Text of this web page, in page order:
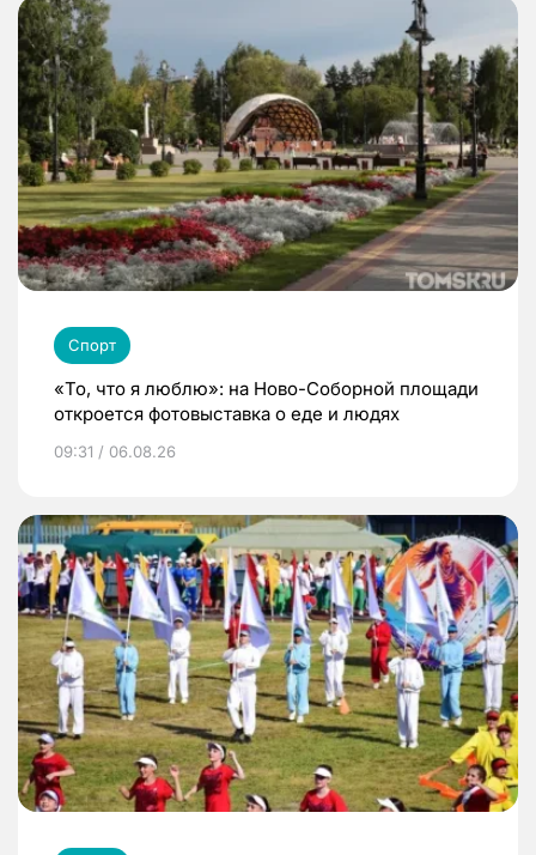
Спорт
«То, что я люблю»: на Ново-Соборной площади
откроется фотовыставка о еде и людях
09:31 / 06.08.26